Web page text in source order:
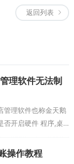
返回列表
理软件无法制
管理软件也称金天鹅
否开启硬件 程序,桌
插件 需要先启动。如
件对接程序）还是
操作教程